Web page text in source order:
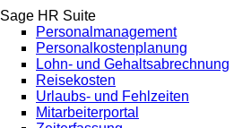
Sage HR Suite
Personalmanagement
Personalkostenplanung
Lohn- und Gehaltsabrechnung
Reisekosten
Urlaubs- und Fehlzeiten
Mitarbeiterportal